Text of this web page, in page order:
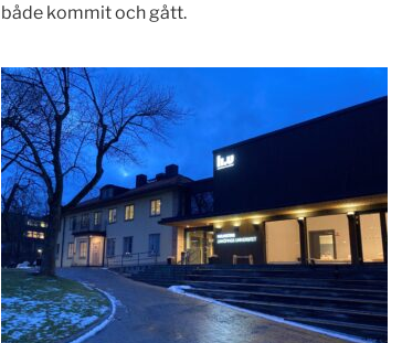
både kommit och gått.